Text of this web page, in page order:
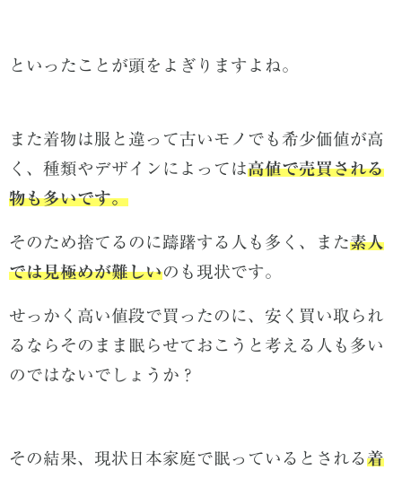
といったことが頭をよぎりますよね。
また着物は服と違って古いモノでも希少価値が高
く、種類やデザインによっては高値で売買される
物も多いです。
そのため捨てるのに躊躇する人も多く、また素人
では見極めが難しいのも現状です。
せっかく高い値段で買ったのに、安く買い取られ
るならそのまま眠らせておこうと考える人も多い
のではないでしょうか？
その結果、現状日本家庭で眠っているとされる着